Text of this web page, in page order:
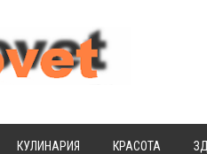
КУЛИНАРИЯ КРАСОТА